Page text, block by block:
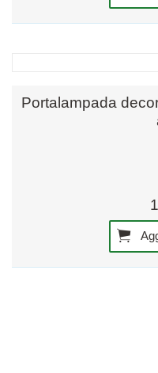
Portalampada